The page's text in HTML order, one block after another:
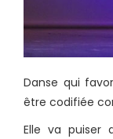
Danse qui
être codifiée
Elle va puiser